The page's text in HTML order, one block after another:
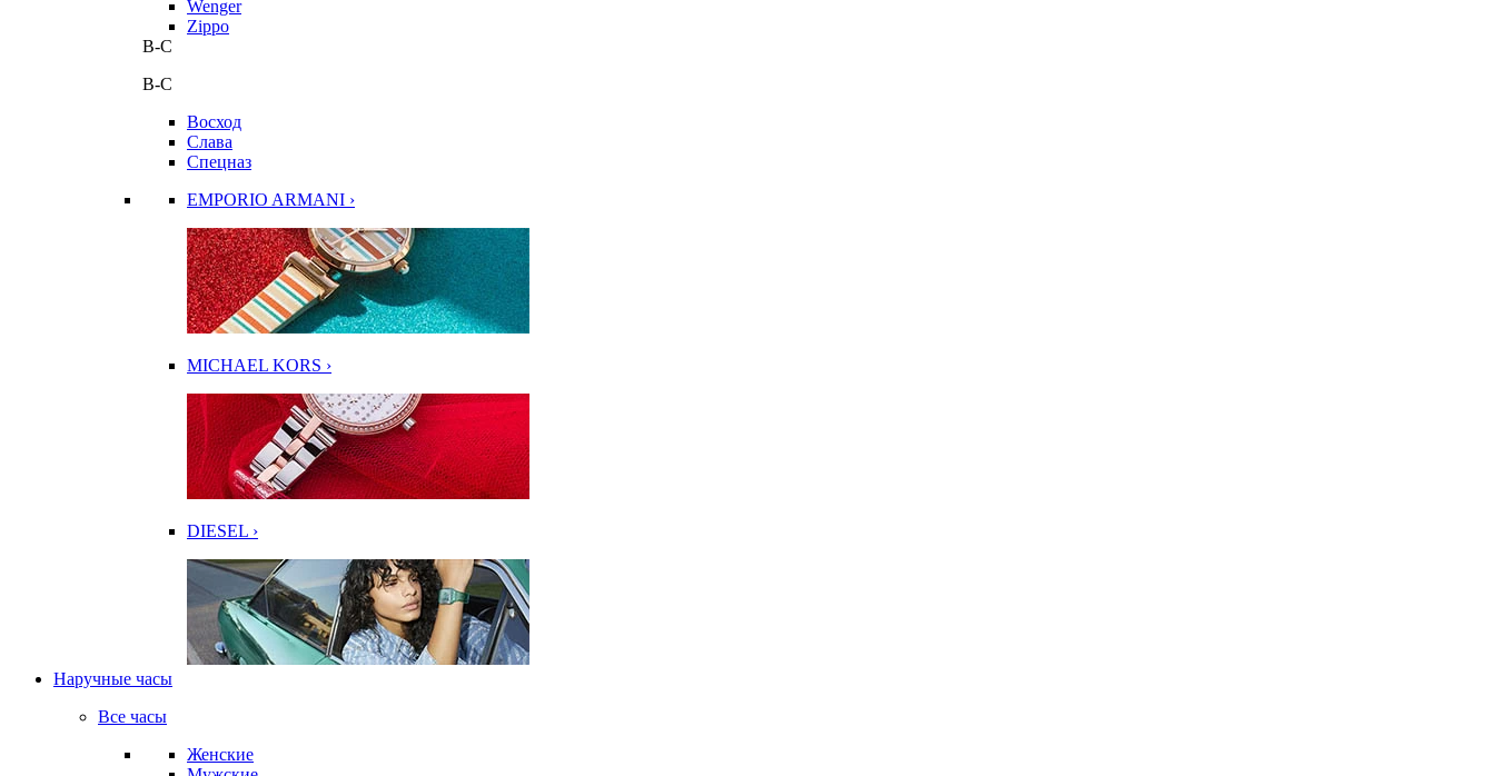
Wenger
Zippo
В-С
В-С
Восход
Слава
Спецназ
EMPORIO ARMANI ›
MICHAEL KORS ›
DIESEL ›
Наручные часы
Все часы
Женские